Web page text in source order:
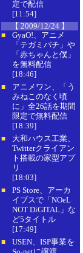
定で配信
[11:54]
【 2009/12/24 】
■
GyaO!、アニメ
「テガミバチ」や
「赤ちゃんと僕」
を無料配信
[18:46]
■
アニメワン、「う
みねこのなく頃
に」全26話を期間
限定で無料配信
[18:39]
■
大和ハウス工業、
Twitterクライアン
ト搭載の家型アプ
リ
[18:03]
■
PS Store、アーカ
イブスで「NOeL
NOT DiGITAL」な
ど5タイトル
[17:49]
■
USEN、ISP事業を